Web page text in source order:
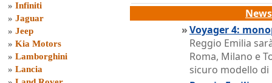
» Infiniti
» Jaguar
» Jeep
» Kia Motors
» Lamborghini
» Lancia
»Voyager 4:
Reggio Emilia
Roma, Milano e
sicuro modello